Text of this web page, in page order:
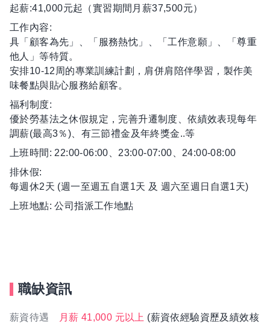
起薪:41,000元起（實習期間月薪37,500元）
工作內容:
具「顧客為先」、「服務熱忱」、「工作意願」、「尊重
他人」等特質。
安排10-12周的專業訓練計劃，肩併肩陪伴學習，製作美
味餐點與貼心服務給顧客。
福利制度:
優於勞基法之休假規定，完善升遷制度、依績效表現每年
調薪(最高3％)、有三節禮金及年終獎金..等
上班時間: 22:00-06:00、23:00-07:00、24:00-08:00
排休假:
每週休2天 (週一至週五自選1天 及 週六至週日自選1天)
上班地點: 公司指派工作地點
職缺資訊
薪資待遇 月薪 41,000 元以上 (薪資依經驗資歷及績效核